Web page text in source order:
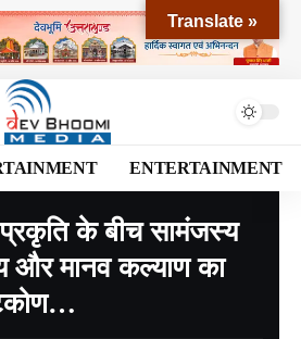
ENTERTAINMENT
NATIONAL> UTTARAKHAND>योग मानव और प्रकृति के बीच सामंजस्य के साथ स्वास्थ्य और मानव कल्याण का एक समग्र दृष्टिकोण…
के बीच सामंजस्य
और मानव कल्याण का
Translate »